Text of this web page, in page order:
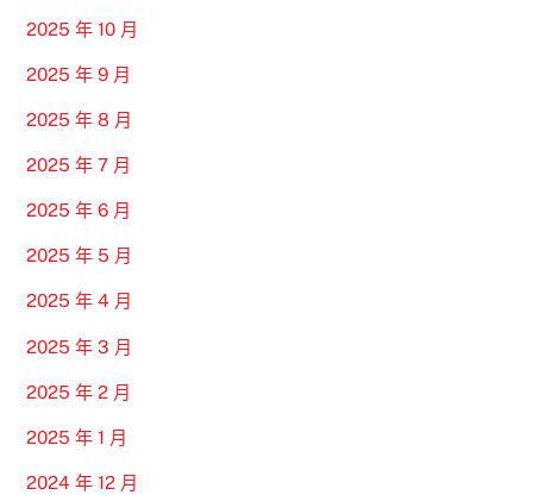
2025 年 10 月
2025 年 9 月
2025 年 8 月
2025 年 7 月
2025 年 6 月
2025 年 5 月
2025 年 4 月
2025 年 3 月
2025 年 2 月
2025 年 1 月
2024 年 12 月